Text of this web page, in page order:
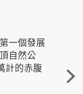
一個發展
自然公
計的赤腹
重
走進